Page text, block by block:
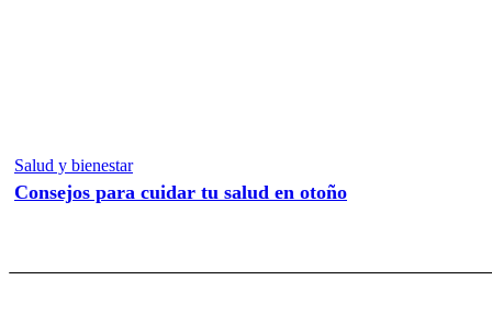
Salud y bienestar
Consejos para cuidar tu salud en otoño